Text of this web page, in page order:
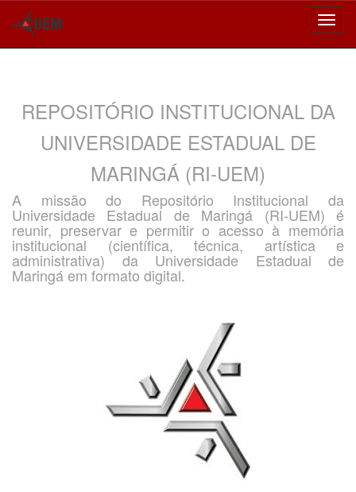
REPOSITÓRIO INSTITUCIONAL DA
UNIVERSIDADE ESTADUAL DE
MARINGÁ (RI-UEM)
A missão do Repositório Institucional da
Universidade Estadual de Maringá (RI-UEM) é
reunir, preservar e permitir o acesso à memória
institucional (científica, técnica, artística e
administrativa) da Universidade Estadual de
Maringá em formato digital.